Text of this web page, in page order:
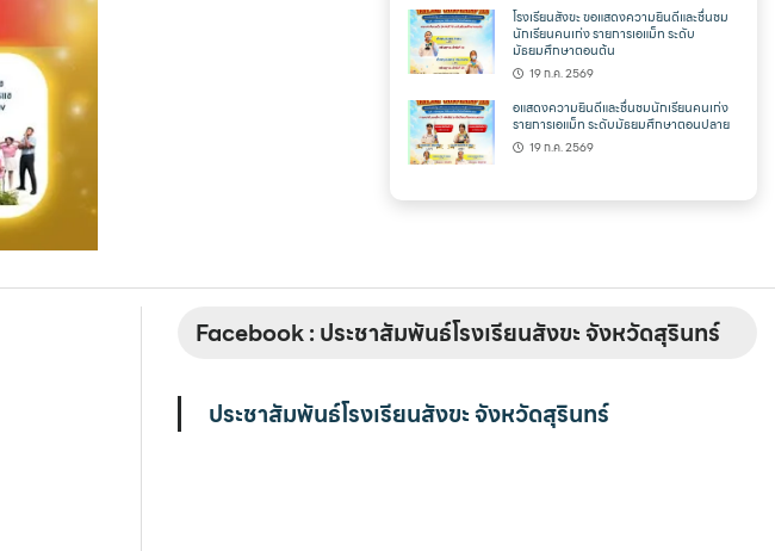
โรงเรียนสังขะ ขอแสดงความยินดีและชื่นชม
นักเรียนคนเก่ง รายการเอแม็ท ระดับ
มัธยมศึกษาตอนต้น
19 ก.ค. 2569
อแสดงความยินดีและชื่นชมนักเรียนคนเก่ง
รายการเอแม็ท ระดับมัธยมศึกษาตอนปลาย
19 ก.ค. 2569
Facebook : ประชาสัมพันธ์โรงเรียนสังขะ จังหวัดสุรินทร์
ประชาสัมพันธ์โรงเรียนสังขะ จังหวัดสุรินทร์